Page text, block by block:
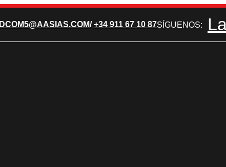
DCOM5@AASIAS.COM/+34 911 67 10 87SÍGUENOS: